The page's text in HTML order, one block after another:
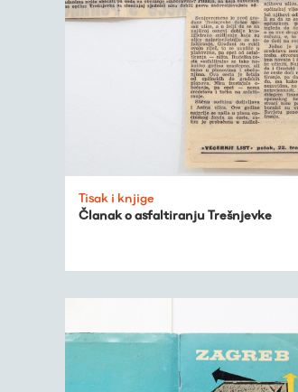
Virtualni fundus
Živa baština
Trešnjevačka
Tisak i knjige
Članak o asfaltiranju Trešnjevke